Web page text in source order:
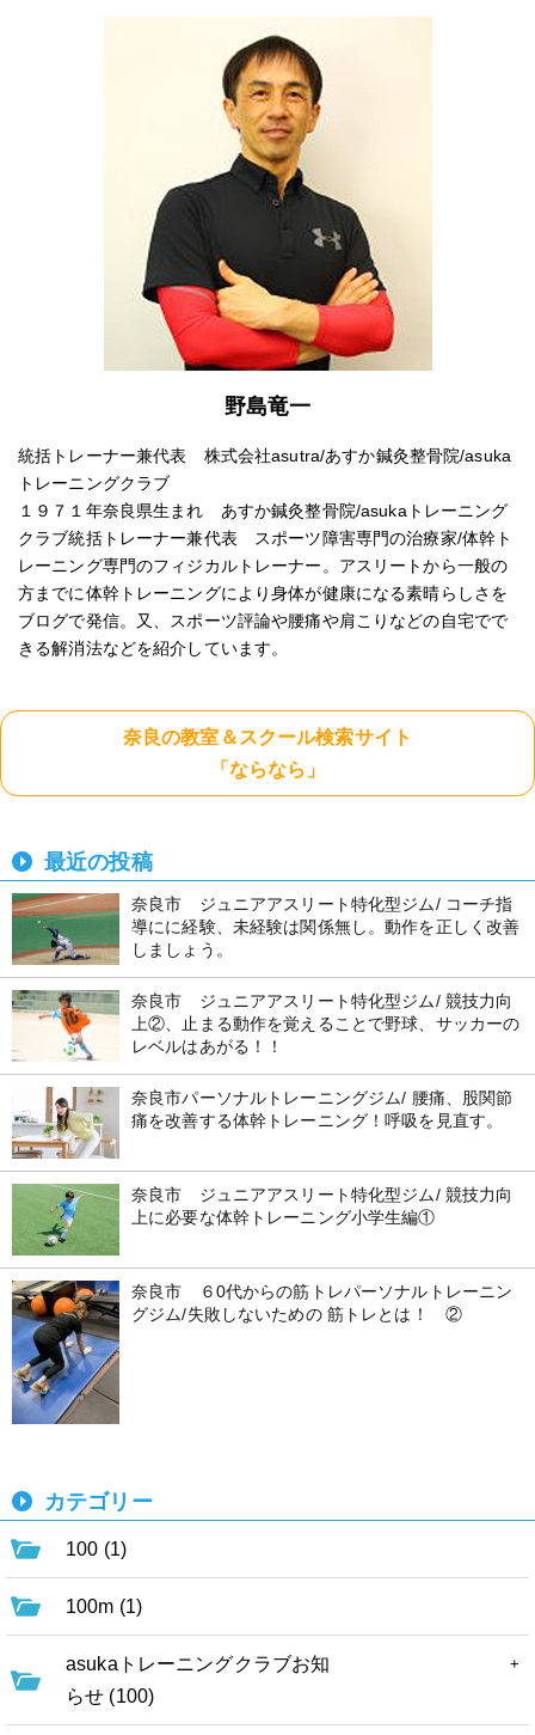
野島竜一
統括トレーナー兼代表 株式会社asutra/あすか鍼灸整骨院/asuka
トレーニングクラブ
１９７１年奈良県生まれ あすか鍼灸整骨院/asukaトレーニング
クラブ統括トレーナー兼代表 スポーツ障害専門の治療家/体幹ト
レーニング専門のフィジカルトレーナー。アスリートから一般の
方までに体幹トレーニングにより身体が健康になる素晴らしさを
ブログで発信。又、スポーツ評論や腰痛や肩こりなどの自宅でで
きる解消法などを紹介しています。
奈良の教室＆スクール検索サイト
「ならなら」
最近の投稿
奈良市 ジュニアアスリート特化型ジム/ コーチ指
導にに経験、未経験は関係無し。動作を正しく改善
しましょう。
奈良市 ジュニアアスリート特化型ジム/ 競技力向
上②、止まる動作を覚えることで野球、サッカーの
レベルはあがる！！
奈良市パーソナルトレーニングジム/ 腰痛、股関節
痛を改善する体幹トレーニング！呼吸を見直す。
奈良市 ジュニアアスリート特化型ジム/ 競技力向
上に必要な体幹トレーニング小学生編①
奈良市 ６0代からの筋トレパーソナルトレーニン
グジム/失敗しないための 筋トレとは！ ②
カテゴリー
100 (1)
100m (1)
asukaトレーニングクラブお知
らせ (100)